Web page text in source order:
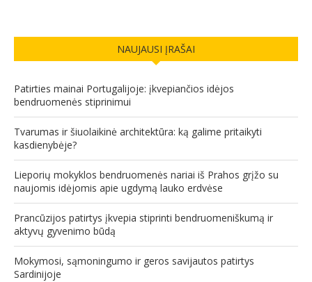
NAUJAUSI ĮRAŠAI
Patirties mainai Portugalijoje: įkvepiančios idėjos
bendruomenės stiprinimui
Tvarumas ir šiuolaikinė architektūra: ką galime pritaikyti
kasdienybėje?
Lieporių mokyklos bendruomenės nariai iš Prahos grįžo su
naujomis idėjomis apie ugdymą lauko erdvėse
Prancūzijos patirtys įkvepia stiprinti bendruomeniškumą ir
aktyvų gyvenimo būdą
Mokymosi, sąmoningumo ir geros savijautos patirtys
Sardinijoje